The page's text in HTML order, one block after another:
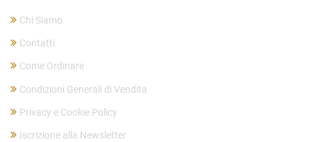
Chi Siamo
Contatti
Come Ordinare
Condizioni Generali di Vendita
Privacy e Cookie Policy
Iscrizione alla Newsletter